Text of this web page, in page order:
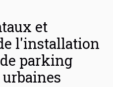
et
l'installation
parking